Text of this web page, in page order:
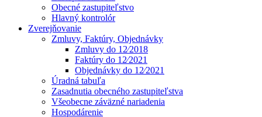
Obecné zastupiteľstvo
Hlavný kontrolór
Zverejňovanie
Zmluvy, Faktúry, Objednávky
Zmluvy do 12⁄2018
Faktúry do 12⁄2021
Objednávky do 12⁄2021
Úradná tabuľa
Zasadnutia obecného zastupiteľstva
Všeobecne záväzné nariadenia
Hospodárenie